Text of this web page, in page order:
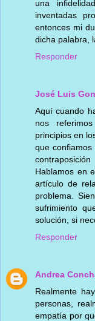
una
inventadas
entonces mi
dicha palabra,
Responder
José Luis
Aquí cuando
nos
principios en
que
Hablamos en
artículo de
problema.
sufrimiento
solución, si
Responder
Andrea
Realmente
personas,
empatía por